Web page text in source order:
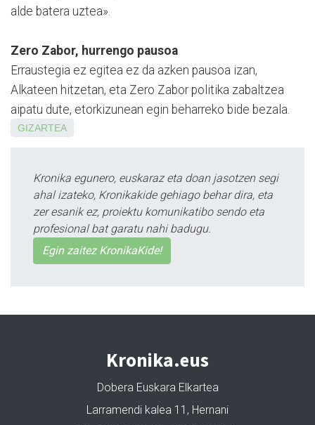
alde batera uztea».
Zero Zabor, hurrengo pausoa
Erraustegia ez egitea ez da azken pausoa izan,
Alkateen hitzetan, eta Zero Zabor po­litika zabaltzea
aipatu dute, etorkizunean egin beharreko bide bezala.
GIZARTEA
Kronika egunero, euskaraz eta doan jasotzen segi
ahal izateko, Kronikakide gehiago behar dira, eta
zer esanik ez, proiektu komunikatibo sendo eta
profesional bat garatu nahi badugu.
Egin zaitez KronikaKide!
Kronika.eus
Dobera Euskara Elkartea
Larramendi kalea 11, Hernani